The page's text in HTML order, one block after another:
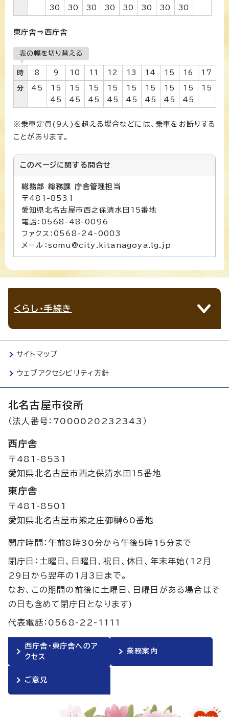
30
30
30
30
30
30
30
30
東庁舎⇒西庁舎
表の幅を切り替える
時 8 9 10 11 12 13 14 15 16 17
分 45
15
45
15
45
15
45
15
45
15
45
15
45
15
45
15
45
15
※乗車定員(9人)を超える場合などには、乗車をお断りする
ことがあります。
このページに関する 問合せ
総務部 総務課 庁舎管理担当
〒481-8531
愛知県北名古屋市西之保清水田15番地
電話：0568-48-0096
ファクス：0568-24-0003
メール：somu@city.kitanagoya.lg.jp
くらし・手続き
サイトマップ
ウェブアクセシビリティ方針
北名古屋市役所
（法人番号：7000020232343）
西庁舎
〒481-8531
愛知県北名古屋市西之保清水田15番地
東庁舎
〒481-8501
愛知県北名古屋市熊之庄御榊60番地
開庁時間：午前8時30分から午後5時15分まで
閉庁日：土曜日、日曜日、祝日、休日、年末年始(12月
29日から翌年の1月3日まで。
なお、この期間の前後に土曜日、日曜日がある場合はそ
の日も含めて閉庁日となります)
代表電話：0568-22-1111
西庁舎・東庁舎へのア
クセス
業務案内
ご意見